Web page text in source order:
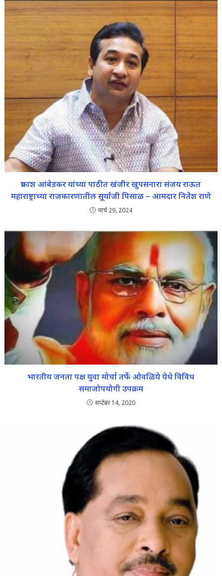
प्रकाश आंबेडकर यांच्या पाठीत खंजीर खुपसनारा संजय राऊत
महाराष्ट्राच्या राजकारणातील सूर्याजी पिसाळ – आमदार नितेश राणे
मार्च 29, 2024
भारतीय जनता पक्ष युवा मोर्चा तर्फे ओवळिये येथे विविध
समाजोपयोगी उपक्रम
सप्टेंबर 14, 2020